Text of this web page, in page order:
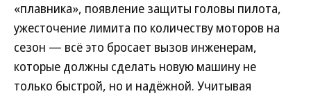
«плавника», появление защиты головы пилота,
ужесточение лимита по количеству моторов на
сезон — всё это бросает вызов инженерам,
которые должны сделать новую машину не
только быстрой, но и надёжной. Учитывая